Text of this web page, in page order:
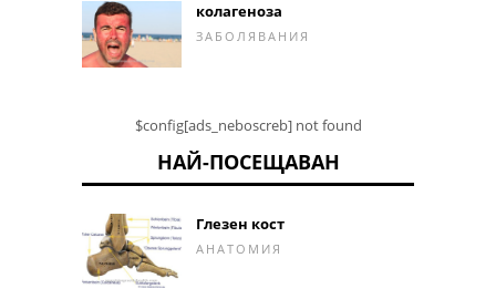
колагеноза
ЗАБОЛЯВАНИЯ
$config[ads_neboscreb] not found
НАЙ-ПОСЕЩАВАН
Глезен кост
АНАТОМИЯ